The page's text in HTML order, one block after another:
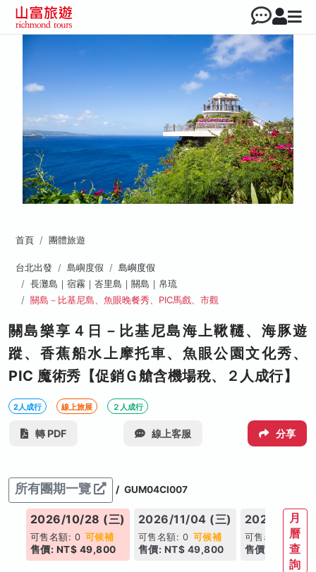
首頁 團體旅遊
台北出發 島嶼度假
島嶼度假
長灘島｜宿霧｜峇里島｜關島｜帛琉
關島－比基尼島、魚眼晚餐秀、PIC馬戲、市觀
關島樂享４日－比基尼島海上鞦韆、海豚遊
蹤、香蕉船水上摩托車、魚眼公園文化秀、
PIC 魔術秀【促銷Ｇ艙含機場稅、２人成行】
2人成行 線上旅展 ２人成行
轉 PDF 線上客服 分享
所有團期一覽 / GUM04CI007
2026/10/28 (三)
可售名額: 0 可候補
售價: NT$ 49,800
2026/11/04 (三)
可售名額: 0 可候補
售價: NT$ 49,800
2026/11/11
可售名額: 0可
售價: NT$
月
曆
查
詢